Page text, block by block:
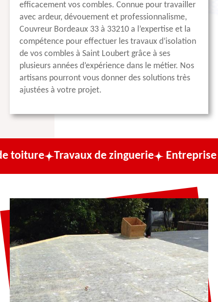
efficacement vos combles. Connue pour travailler
avec ardeur, dévouement et professionnalisme,
Couvreur Bordeaux 33 à 33210 a l’expertise et la
compétence pour effectuer les travaux d’isolation
de vos combles à Saint Loubert grâce à ses
plusieurs années d’expérience dans le métier. Nos
artisans pourront vous donner des solutions très
ajustées à votre projet.
Travaux de zinguerie Entreprise de